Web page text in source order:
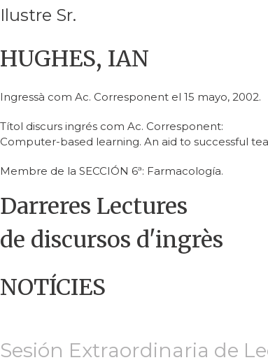
Ilustre Sr.
HUGHES, IAN
Ingressà com Ac. Corresponent el 15 mayo, 2002.
Títol discurs ingrés com Ac. Corresponent:
Computer-based learning. An aid to successful
Membre de la SECCIÓN 6ª: Farmacología.
Darreres Lectures
de discursos d'ingrès
NOTÍCIES
Sesión Extraordinaria de